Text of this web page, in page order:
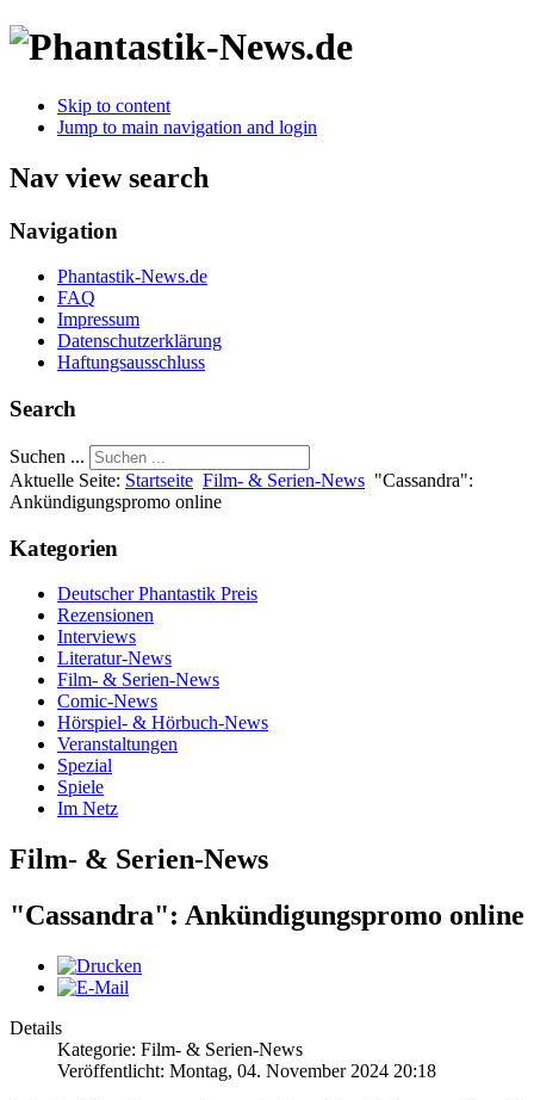
Skip to content
Jump to main navigation and login
Nav view search
Navigation
Phantastik-News.de
FAQ
Impressum
Datenschutzerklärung
Haftungsausschluss
Search
Suchen ...
Aktuelle Seite: Startseite Film- & Serien-News "Cassandra":
Ankündigungspromo online
Kategorien
Deutscher Phantastik Preis
Rezensionen
Interviews
Literatur-News
Film- & Serien-News
Comic-News
Hörspiel- & Hörbuch-News
Veranstaltungen
Spezial
Spiele
Im Netz
Film- & Serien-News
"Cassandra": Ankündigungspromo online
Details
Kategorie: Film- & Serien-News
Veröffentlicht: Montag, 04. November 2024 20:18